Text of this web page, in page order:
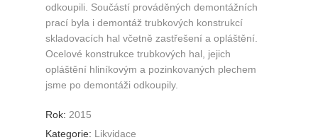
odkoupili. Součástí prováděných demontážních
prací byla i demontáž trubkových konstrukcí
skladovacích hal včetně zastřešení a opláštění.
Ocelové konstrukce trubkových hal, jejich
opláštění hliníkovým a pozinkovaných plechem
jsme po demontáži odkoupily.
Rok: 2015
Kategorie: Likvidace